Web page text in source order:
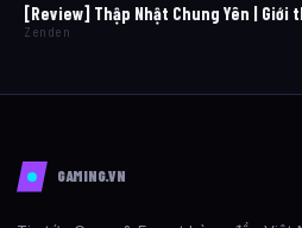
[Review] Thập Nhật Chung Yên | Giới
Zenden
GAMING.VN